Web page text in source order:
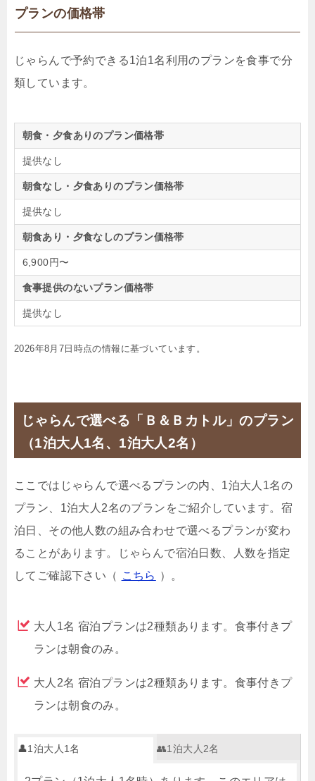
プランの価格帯
じゃらんで予約できる1泊1名利用のプランを食事で分
類しています。
朝食・夕食ありのプラン価格帯
提供なし
朝食なし・夕食ありのプラン価格帯
提供なし
朝食あり・夕食なしのプラン価格帯
6,900円〜
食事提供のないプラン価格帯
提供なし
2026年8月7日時点の情報に基づいています。
じゃらんで選べる「Ｂ＆Ｂカトル」のプラン
（1泊大人1名、1泊大人2名）
ここではじゃらんで選べるプランの内、1泊大人1名の
プラン、1泊大人2名のプランをご紹介しています。宿
泊日、その他人数の組み合わせで選べるプランが変わ
ることがあります。じゃらんで宿泊日数、人数を指定
してご確認下さい（ こちら ）。
大人1名 宿泊プランは2種類あります。食事付きプ
ランは朝食のみ。
大人2名 宿泊プランは2種類あります。食事付きプ
ランは朝食のみ。
👤1泊大人1名 👥1泊大人2名